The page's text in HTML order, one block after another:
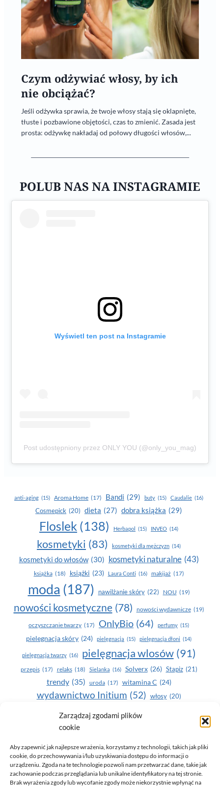
Zarządzaj zgodami plików
cookie
Aby zapewnić jak najlepsze wrażenia, korzystamy z technologii, takich jak pliki
cookie, do przechowywania i/lub uzyskiwania dostępu do informacji o
urządzeniu. Zgoda na te technologie pozwoli nam przetwarzać dane, takie jak
zachowanie podczas przeglądania lub unikalne identyfikatory na tej stronie.
Brak wyrażenia zgody lub wycofanie zgody może niekorzystnie wpłynąć na
Czym odżywiać włosy, by ich
nie obciążać?
Jeśli odżywka sprawia, że twoje włosy stają się oklapnięte,
tłuste i pozbawione objętości, czas to zmienić. Zasada jest
prosta: odżywkę nakładaj od połowy długości włosów,...
POLUB NAS NA INSTAGRAMIE
Wyświetl ten post na Instagramie
Post udostępniony przez ONLY YOU (@only_you_mag)
anti-aging (15) Aroma Home (17) Bandi (29) buty (15) Caudalie (16)
Cosmepick (20) dieta (27) dobra książka (29)
Floslek (138) Herbapol (15) INVEO (14)
kosmetyki (83) kosmetyki dla mężczyzn (14)
kosmetyki do włosów (30) kosmetyki naturalne (43)
książka (18) książki (23) Laura Conti (16) makijaż (17)
moda (187) nawilżanie skóry (22) NOU (19)
nowości kosmetyczne (78) nowości wydawnicze (19)
oczyszczanie twarzy (17) OnlyBio (64) perfumy (15)
pielegnacja skóry (24) pielęgnacja (15) pielęgnacja dłoni (14)
pielęgnacja twarzy (16) pielęgnacja wlosów (91)
przepis (17) relaks (18) Sielanka (16) Solverx (26) Stapiz (21)
trendy (35) uroda (17) witamina C (24)
wydawnictwo Initium (52) włosy (20)
Yasumi(164) zdrowe zęby
zdrowie